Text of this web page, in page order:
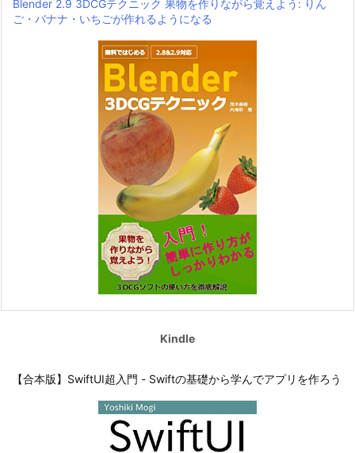
Blender 2.9 3DCGテクニック 果物を作りながら覚えよう: りん
ご・バナナ・いちごが作れるようになる
Kindle
【合本版】SwiftUI超入門 - Swiftの基礎から学んでアプリを作ろう